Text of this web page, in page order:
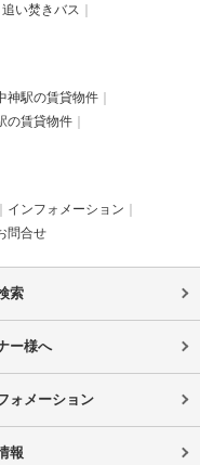
追い焚きバス
神駅の賃貸物件
の賃貸物件
インフォメーション
問合せ
索
ー様へ
ォメーション
報